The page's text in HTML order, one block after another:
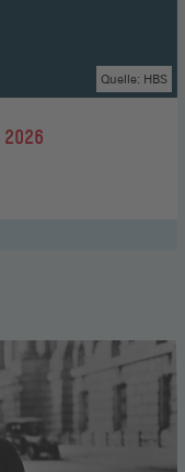
2026
Quelle: HBS